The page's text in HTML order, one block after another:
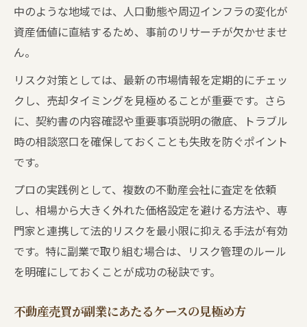
中のような地域では、人口動態や周辺インフラの変化が
資産価値に直結するため、事前のリサーチが欠かせませ
ん。
リスク対策としては、最新の市場情報を定期的にチェッ
クし、売却タイミングを見極めることが重要です。さら
に、契約書の内容確認や重要事項説明の徹底、トラブル
時の相談窓口を確保しておくことも失敗を防ぐポイント
です。
プロの実践例として、複数の不動産会社に査定を依頼
し、相場から大きく外れた価格設定を避ける方法や、専
門家と連携して法的リスクを最小限に抑える手法が有効
です。特に副業で取り組む場合は、リスク管理のルール
を明確にしておくことが成功の秘訣です。
不動産売買が副業にあたるケースの見極め方